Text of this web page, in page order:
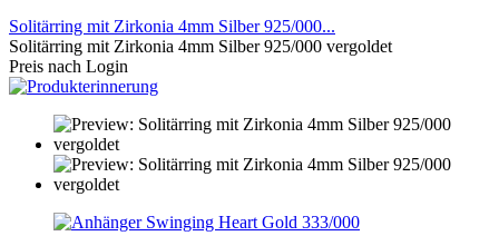
Solitärring mit Zirkonia 4mm Silber 925/000...
Solitärring mit Zirkonia 4mm Silber 925/000 vergoldet
Preis nach Login